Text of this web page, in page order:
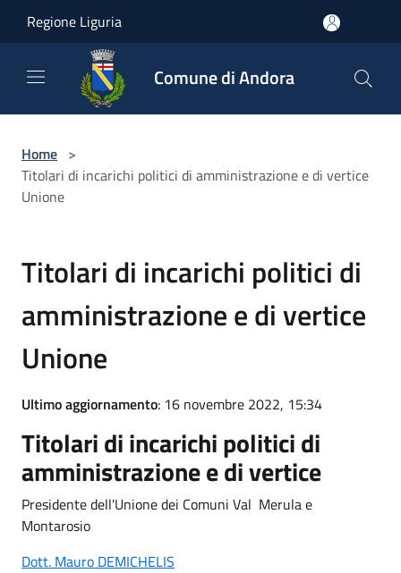
Regione Liguria
Comune di Andora
Home >
Titolari di incarichi politici di amministrazione e di vertice
Unione
Titolari di incarichi politici di
amministrazione e di vertice
Unione
Ultimo aggiornamento: 16 novembre 2022, 15:34
Titolari di incarichi politici di
amministrazione e di vertice
Presidente dell'Unione dei Comuni Val Merula e
Montarosio
Dott. Mauro DEMICHELIS